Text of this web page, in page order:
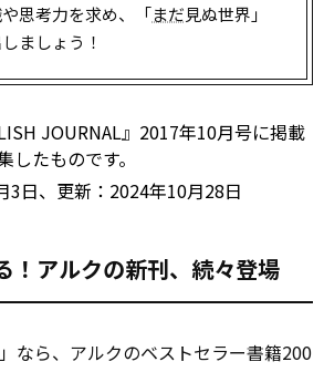
思考力を求め、「まだ見ぬ世界」
ましょう！
JOURNAL』2017年10月号に掲載
したものです。
3日、更新：2024年10月28日
！アルクの新刊、続々登場
」なら、アルクのベストセラー書籍200